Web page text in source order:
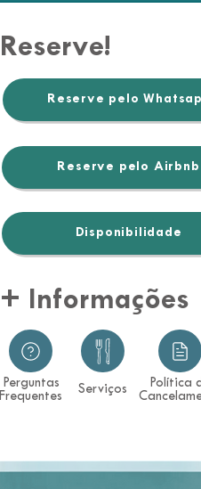
Reserve!
Reserve pelo
Reserve pelo Airbnb
Disponibilidade
+ Informações
Perguntas
Frequentes
Política
Serviços